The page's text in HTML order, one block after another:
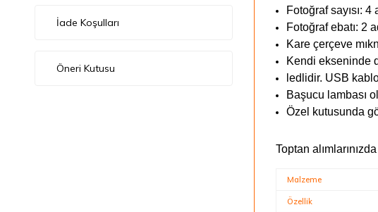
İade Koşulları
Öneri Kutusu
Fotoğraf sayısı: 4
Fotoğraf ebatı: 2
Kare çerçeve
Kendi ekseninde
ledlidir. USB
Başucu lambası
Özel kutusunda
Toptan
Malzeme
Özellik